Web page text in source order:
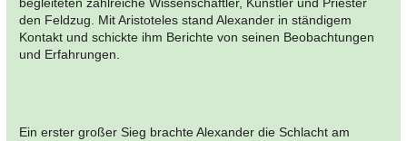
begleiteten zahlreiche Wissenschaftler, Künstler und Priester
den Feldzug. Mit Aristoteles stand Alexander in ständigem
Kontakt und schickte ihm Berichte von seinen Beobachtungen
und Erfahrungen.
Ein erster großer Sieg brachte Alexander die Schlacht am